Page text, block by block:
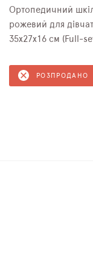
Ортопедичний
рожевий для
35х27х16 см (Full-
РОЗПРОДАНО